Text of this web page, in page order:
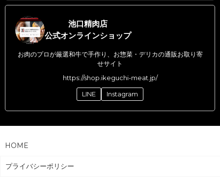
池口精肉店
公式オンラインショップ
お肉のプロが厳選和牛で手作り、お惣菜・デリカの通販お取り寄
せサイト
https://shop.ikeguchi-meat.jp/
LINE Instagram
HOME
プライバシーポリシー